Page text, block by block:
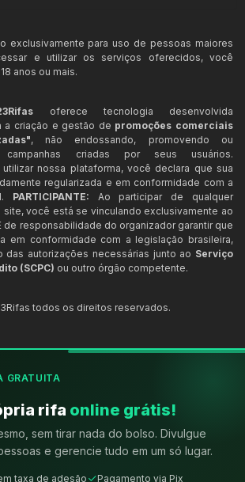
exclusivamente para uso de pessoas maiores
e utilizar os serviços oferecidos, você
anos ou mais.
oferece tecnologia desenvolvida
a criação e gestão de promoções comerciais
, não endossando, promovendo ou
campanhas criadas por seus usuários.
utilizar nossa plataforma, você declara que sua
regularizada e em conformidade com a
PARTICIPANTE: Ao participar de qualquer
site, você está se vinculando exclusivamente ao
de responsabilidade do organizador garantir que
em conformidade com a legislação brasileira,
das autorizações necessárias junto ao Serviço
(SCPC) ou outro órgão competente.
todos os direitos reservados.
GRATUITA
rifa online grátis!
sem tirar nada do bolso. Divulgue
e gerencie tudo em um só lugar.
taxa de adesão Pagamento via Pix